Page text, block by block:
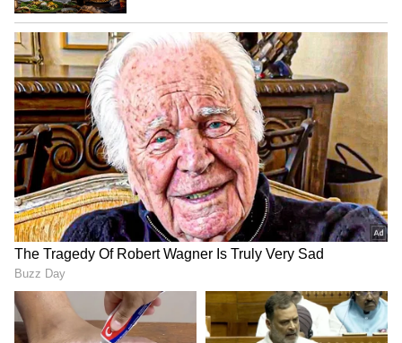
ಹೊಸಬರಿಗಿಂತ ಹಳಬರಿಗೇ ಮೊದಲ ಆದ್ಯತೆ ನೀಡಲಾಗುತ್ತದೆ.
ಹೀಗಾಗಿ ಮಾರುಕಟ್ಟೆಯಲ್ಲಿ ಇದರ ಮೌಲ್ಯ ದಿನದಿಂದ ದಿನಕ್ಕೆ
ಚಿನ್ನದಂತೆ ಏರುತ್ತಿದೆ.
ಸ್ಟಾರ್ ಆಟಗಾರ ಕಾರ್ಲೋಸ್ ಅಲ್ಕರಾಜ್ ಮಣಿಕಟ್ಟಿನ
ಗಾಯದ ಸಮಸ್ಯೆಯಿಂದ ಈ ಬಾರಿಯ ಟೂರ್ನಿಯಿಂದ ಹಿಂದೆ
ಸರಿದಿರುವುದರಿಂದ ಮತ್ತು ಇರಾನ್ ಸಂಘರ್ಷದ
ಕಾರಣದಿಂದಾಗಿ ಮರುಮಾರಾಟ ಮಾರುಕಟ್ಟೆ ಸದ್ಯ ಕೊಂಚ
ತಣ್ಣಗಾಗಿದೆ. ಆದರೂ, ವಿಂಬಲ್ಡನ್‌ನ ಸಾಂಪ್ರದಾಯಿಕ ಬಿಳಿ
ಉಡುಪಿನ ಕೋಡ್, ಹಸಿರು ಹುಲ್ಲಿನ ಅಂಕಣ, ಸ್ಟ್ರಾಬೆರಿ ಮತ್ತು
ಕ್ರೀಮ್ ಸವಿಯುವ ಸಂಸ್ಕೃತಿ ಹಾಗೂ ಬ್ರಿಟಿಷ್
ರಾಜಮನೆತನದ 'ರಾಯಲ್ ಬಾಕ್ಸ್' ಪಕ್ಕದಲ್ಲೇ ಕೂತು ಪಂದ್ಯ
ನೋಡುವ ಕ್ರೇಜ್ ಯಾರಿಗೂ ಕಮ್ಮಿಯಾಗಿಲ್ಲ. ಅಮೆರಿಕ ಮತ್ತು